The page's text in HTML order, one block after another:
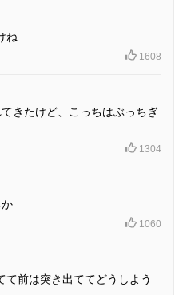
ね
1608
きたけど、こっちはぶっちぎ
1304
1060
て前は突き出ててどうしよう